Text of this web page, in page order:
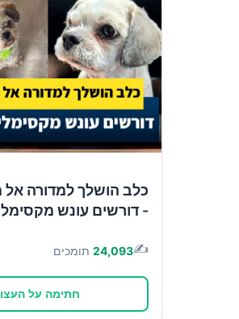
כלב הושלך למדורה אל
- דורשים עונש
✍️
24,093 תומכים
חתימה על